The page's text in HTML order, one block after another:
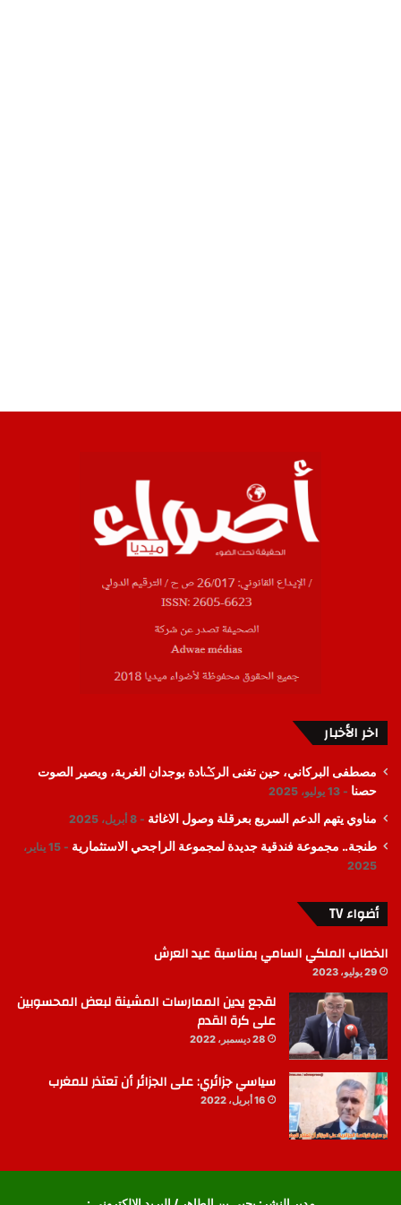
اخر الأخبار
مصطفى البركاني، حين تغنى الرݣادة بوجدان الغربة، ويصير الصوت
حصنا
13 يوليو، 2025
مناوي يتهم الدعم السريع بعرقلة وصول الاغاثة 8 أبريل، 2025
طنجة.. مجموعة فندقية جديدة لمجموعة الراجحي الاستثمارية
15 يناير،
2025
أضواء TV
الخطاب الملكي السامي بمناسبة عيد العرش
29 يوليو، 2023
لقجع يدين الممارسات المشينة لبعض المحسوبين
على كرة القدم
28 ديسمبر، 2022
سياسي جزائري: على الجزائر أن تعتذر للمغرب
16 أبريل، 2022